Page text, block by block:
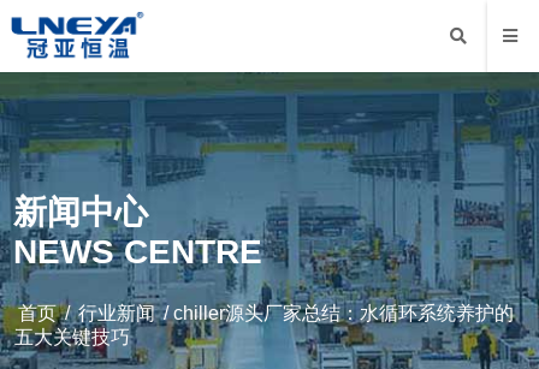
新闻中心
NEWS CENTRE
首页/行业新闻/ chiller源头厂家总结：水循环系统养护的
五大关键技巧